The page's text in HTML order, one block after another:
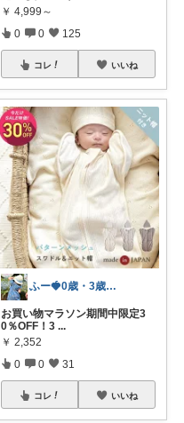
￥ 4,999～
0 0 125
コレ いいね
ふー🍓0歳・3歳のワンオペママ
お買い物マラソン期間中限定3
0％OFF！3 ...
￥ 2,352
0 0 31
コレ いいね